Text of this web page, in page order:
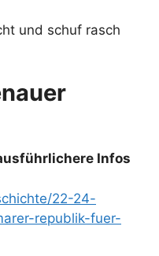
und schuf rasch
Infos
22-24-
republik-fuer-